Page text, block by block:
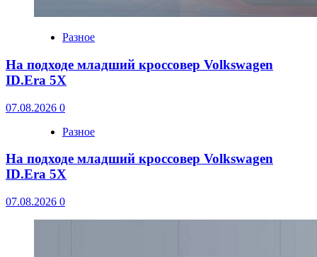
Разное
На подходе младший кроссовер Volkswagen
ID.Era 5X
07.08.2026 0
Разное
На подходе младший кроссовер Volkswagen
ID.Era 5X
07.08.2026 0